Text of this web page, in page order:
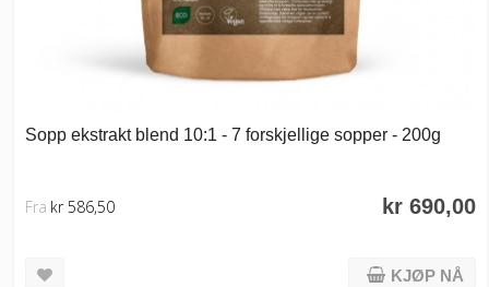
Sopp ekstrakt blend 10:1 - 7 forskjellige sopper - 200g
kr 690,00
Fra kr 586,50
KJØP NÅ